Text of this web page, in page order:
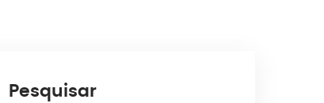
Pesquisar